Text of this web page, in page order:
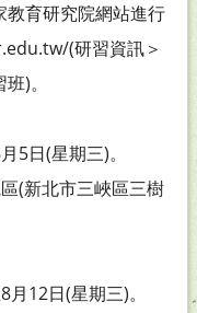
教育研究院網站進行
(研習資訊＞
)。
5日(星期三)。
(新北市三峽區三樹
12日(星期三)。